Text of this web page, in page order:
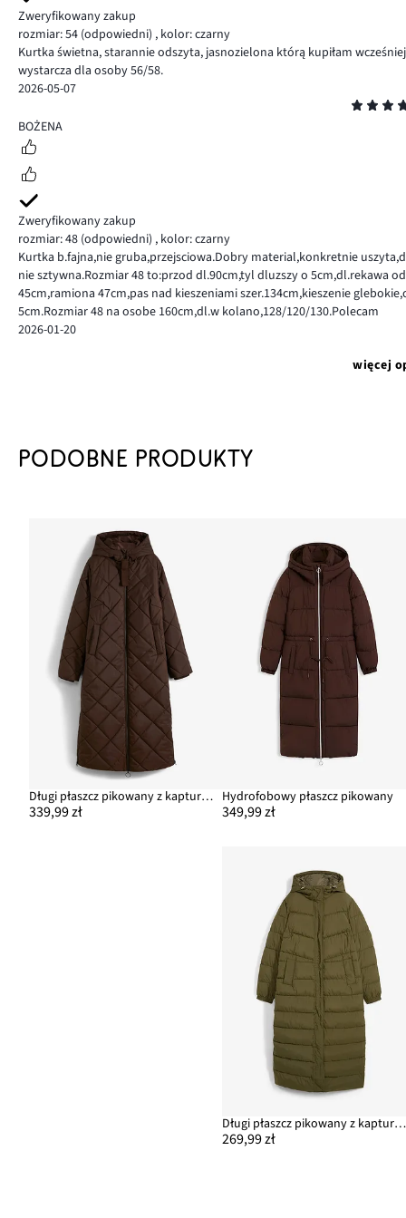
Zweryfikowany zakup
rozmiar: 54 (odpowiedni) , kolor: czarny
Kurtka świetna, starannie odszyta, jasnozielona którą kupiłam
wystarcza dla osoby 56/58.
2026-05-07
4
BOŻENA
Zweryfikowany zakup
rozmiar: 48 (odpowiedni) , kolor: czarny
Kurtka b.fajna,nie gruba,przejsciowa.Dobry material,konkretnie
nie sztywna.Rozmiar 48 to:przod dl.90cm,tyl dluzszy o 5cm,dl.rekawa
45cm,ramiona 47cm,pas nad kieszeniami szer.134cm,kieszenie
5cm.Rozmiar 48 na osobe 160cm,dl.w kolano,128/120/130.Polecam
2026-01-20
więcej
PODOBNE PRODUKTY
Długi płaszcz pikowany z kapturem
339,99 zł
Hydrofobowy płaszcz pikowany
349,99 zł
Długi płaszcz pikowany z kapturem
269,99 zł